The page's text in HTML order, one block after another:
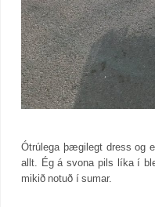
Ótrúlega þægilegt dress og
allt. Ég á svona pils líka í
mikið notuð í sumar.